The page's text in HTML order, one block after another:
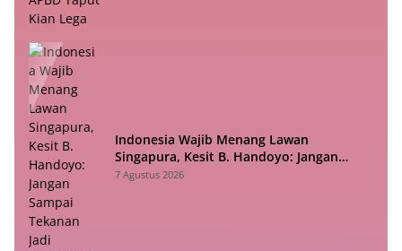
Indonesia Wajib Menang Lawan
Singapura, Kesit B. Handoyo: Jangan
Sampai Tekanan Jadi Bumerang
7 Agustus 2026